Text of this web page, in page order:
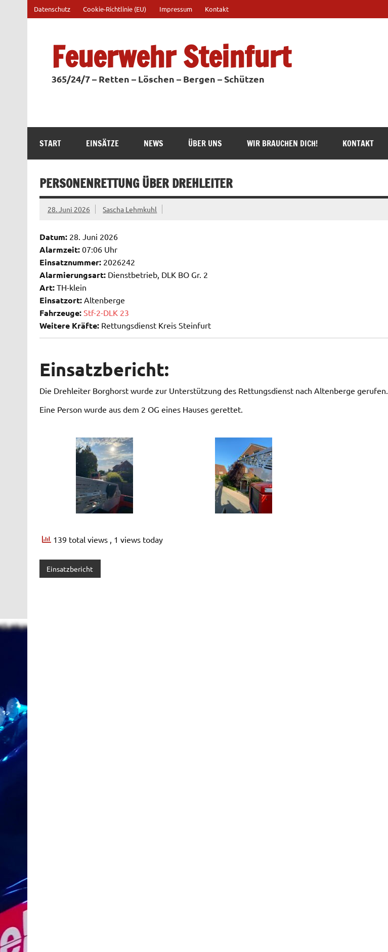
springen
Datenschutz Cookie-Richtlinie (EU) Impressum Kontakt
Feuerwehr Steinfurt
365/24/7 – Retten – Löschen – Bergen – Schützen
START EINSÄTZE NEWS ÜBER UNS WIR BRAUCHEN DICH! KONTAKT
PERSONENRETTUNG ÜBER DREHLEITER
28. Juni 2026 Sascha Lehmkuhl
Datum:28. Juni 2026
Alarmzeit:07:06 Uhr
Einsatznummer:2026242
Alarmierungsart:Dienstbetrieb, DLK BO Gr. 2
Art:TH-klein
Einsatzort:Altenberge
Fahrzeuge: Stf-2-DLK 23
Weitere Kräfte:Rettungsdienst Kreis Steinfurt
Einsatzbericht:
Die Drehleiter Borghorst wurde zur Unterstützung des Rettungsdienst nach Altenberge gerufen.
Eine Person wurde aus dem 2 OG eines Hauses gerettet.
139 total views , 1 views today
Einsatzbericht